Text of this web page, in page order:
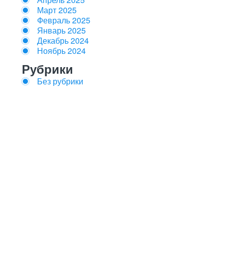
Март 2025
Февраль 2025
Январь 2025
Декабрь 2024
Ноябрь 2024
Рубрики
Без рубрики